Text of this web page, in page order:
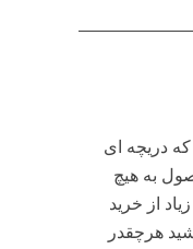
که دریچه ای
به هیچ
از خرید
توجه داشته باشید هرچقدر